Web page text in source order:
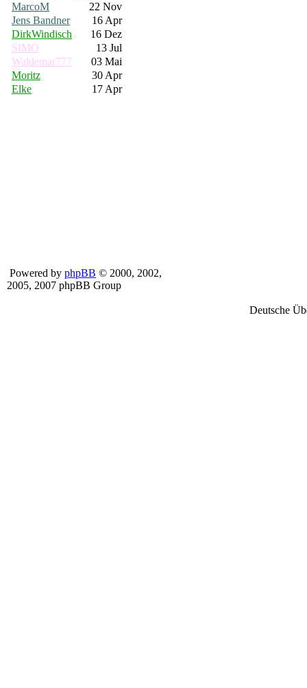
MarcoM
22 Nov
Jens Bandner
16 Apr
DirkWindisch
16 Dez
SIMO
13 Jul
Waldemar777
03 Mai
Moritz
30 Apr
Elke
17 Apr
Powered by phpBB © 2000, 2002,
2005, 2007 phpBB Group
Deutsche